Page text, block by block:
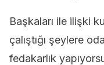
Başkaları ile ilişki
çalıştığı şeylere
fedakarlık